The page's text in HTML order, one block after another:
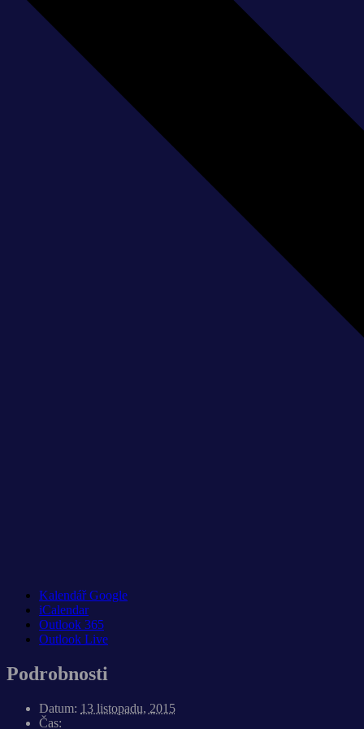
Kalendář Google
iCalendar
Outlook 365
Outlook Live
Podrobnosti
Datum: 13 listopadu, 2015
Čas: